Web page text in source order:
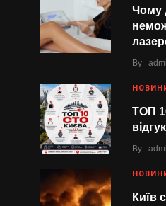
Чому
By
ТОП
By
Київ